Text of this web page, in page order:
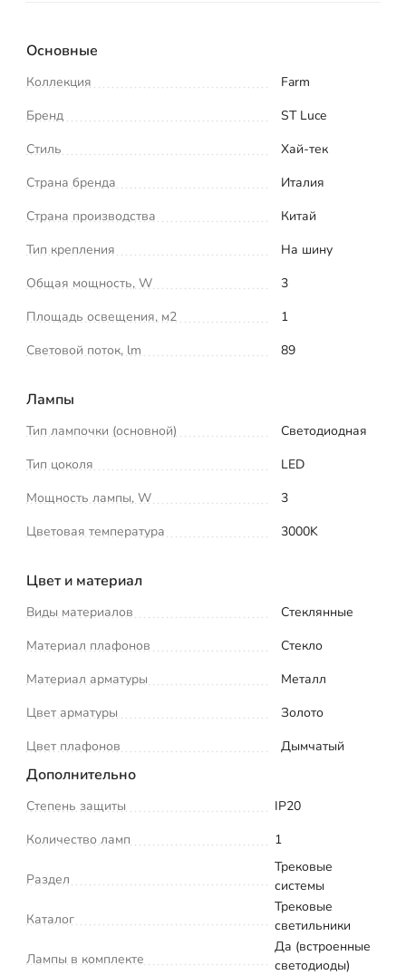
Основные
Коллекция
Farm
Бренд
ST Luce
Стиль
Хай-тек
Страна бренда
Италия
Страна производства
Китай
Тип крепления
На шину
Общая мощность, W
3
Площадь освещения, м2
1
Световой поток, lm
89
Лампы
Тип лампочки (основной)
Светодиодная
Тип цоколя
LED
Мощность лампы, W
3
Цветовая температура
3000K
Цвет и материал
Виды материалов
Стеклянные
Материал плафонов
Стекло
Материал арматуры
Металл
Цвет арматуры
Золото
Цвет плафонов
Дымчатый
Дополнительно
Степень защиты
IP20
Количество ламп
1
Раздел
Трековые
системы
Каталог
Трековые
светильники
Лампы в комплекте
Да (встроенные
светодиоды)